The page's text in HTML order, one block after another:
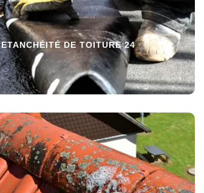
ETANCHÉITÉ DE TOITURE 24